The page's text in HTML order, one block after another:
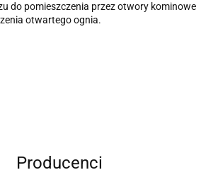
do pomieszczenia przez otwory kominowe
otwartego ognia.
Producenci